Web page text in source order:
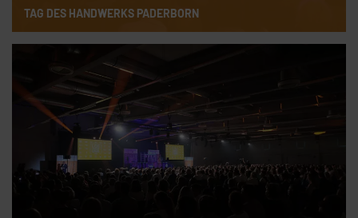
TAG DES HANDWERKS PADERBORN